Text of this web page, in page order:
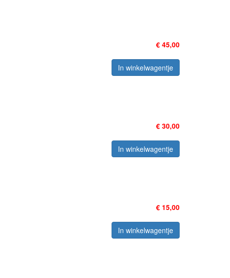
€ 45,00
In winkelwagentje
€ 30,00
In winkelwagentje
€ 15,00
In winkelwagentje